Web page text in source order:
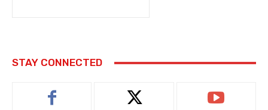
STAY CONNECTED